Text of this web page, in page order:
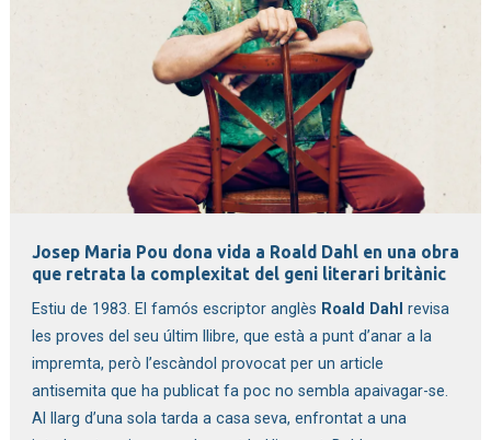
Josep Maria Pou dona vida a Roald Dahl en una obra
que retrata la complexitat del geni literari britànic
Estiu de 1983. El famós escriptor anglès Roald Dahl revisa
les proves del seu últim llibre, que està a punt d’anar a la
impremta, però l’escàndol provocat per un article
antisemita que ha publicat fa poc no sembla apaivagar-se.
Al llarg d’una sola tarda a casa seva, enfrontat a una